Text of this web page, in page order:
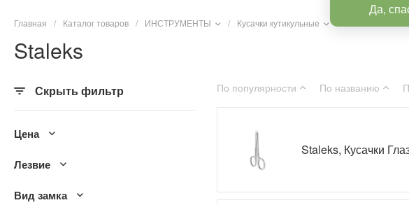
Да,
Главная / Каталог товаров / ИНСТРУМЕНТЫ / Кусачки кутикульные
Staleks
Скрыть фильтр
Цена
Лезвие
Вид замка
По популярности По названию
Staleks, Кусачки